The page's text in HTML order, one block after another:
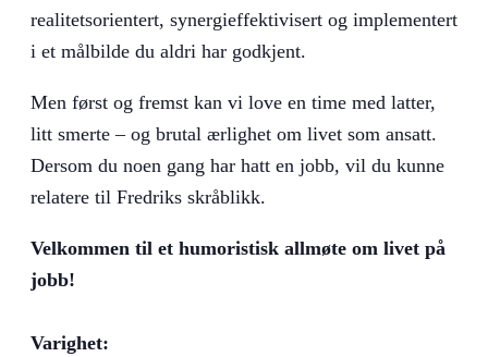
realitetsorientert, synergieffektivisert og implementert
i et målbilde du aldri har godkjent.
Men først og fremst kan vi love en time med latter,
litt smerte – og brutal ærlighet om livet som ansatt.
Dersom du noen gang har hatt en jobb, vil du kunne
relatere til Fredriks skråblikk.
Velkommen til et humoristisk allmøte om livet på
jobb!
Varighet: